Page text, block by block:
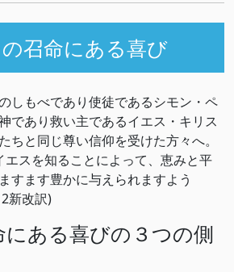
召命にある喜び
しもべであり使徒であるシモン・ペ
であり救い主であるイエス・キリス
ちと同じ尊い信仰を受けた方々へ。
スを知ることによって、恵みと平
すます豊かに与えられますよう
新改訳)
ある喜びの３つの側